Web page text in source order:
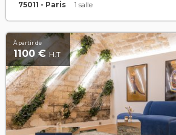
75011 - Paris 1 salle
À partir de
1100 € H.T